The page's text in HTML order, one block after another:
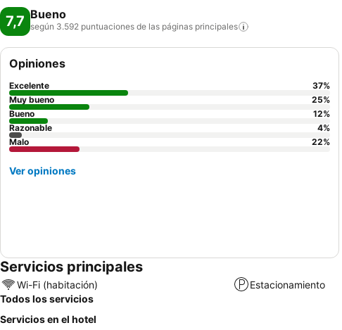
7,7 Bueno
según 3.592 puntuaciones de las páginas principales
Opiniones
Excelente 37%
Muy bueno
25%
Bueno
12%
Razonable
4%
Malo
22%
Ver opiniones
Servicios principales
Wi-Fi (habitación) Estacionamiento
Todos los servicios
Servicios en el hotel